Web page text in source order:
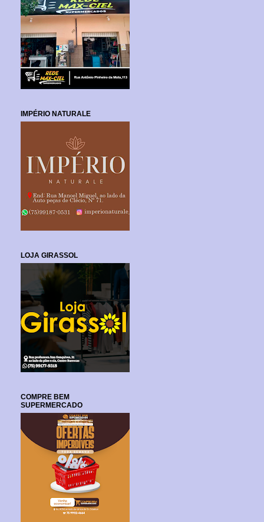
IMPÉRIO NATURALE
LOJA GIRASSOL
COMPRE BEM
SUPERMERCADO